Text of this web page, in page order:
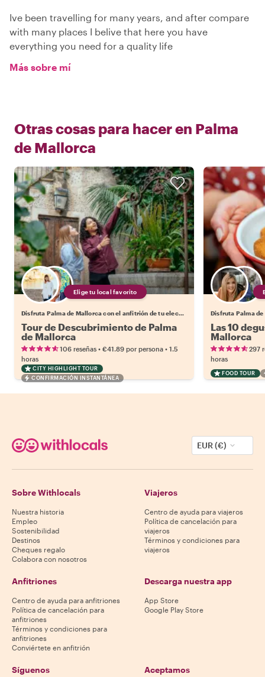
Ive been travelling for many years, and after compare
with many places I belive that here you have
everything you need for a quality life
Más sobre mí
Otras cosas para hacer en Palma
de Mallorca
Elige tu local favorito
Disfruta Palma de Mallorca con el anfitrión de tu elección.
Tour de Descubrimiento de Palma
de Mallorca
106 reseñas • €41.89 por persona • 1.5
horas
CITY HIGHLIGHT TOUR
CONFIRMACIÓN INSTANTÁNEA
Las 10
Mallorca
297
horas
FOOD TOUR
EUR (€)
Sobre Withlocals
Nuestra historia
Empleo
Sostenibilidad
Destinos
Cheques regalo
Colabora con nosotros
Viajeros
Centro de ayuda para viajeros
Política de cancelación para
viajeros
Términos y condiciones para
viajeros
Anfitriones
Centro de ayuda para anfitriones
Política de cancelación para
anfitriones
Términos y condiciones para
anfitriones
Conviértete en anfitrión
Descarga nuestra app
App Store
Google Play Store
Síguenos Aceptamos